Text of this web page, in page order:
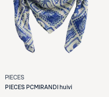
PIECES
PIECES PCMIRANDI huivi